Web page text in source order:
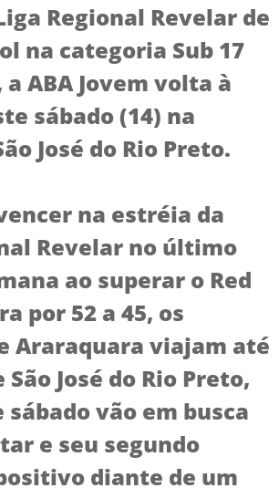
Regional Revelar de
na categoria Sub 17
ABA Jovem volta à
sábado (14) na
José do Rio Preto.
na estréia da
Revelar no último
ao superar o Red
por 52 a 45, os
Araraquara viajam até
José do Rio Preto,
sábado vão em busca
e seu segundo
diante de um